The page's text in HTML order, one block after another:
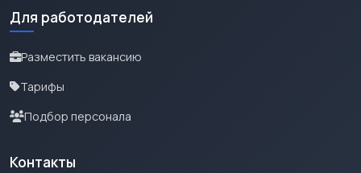
Для работодателей
Разместить вакансию
Тарифы
Подбор персонала
Контакты